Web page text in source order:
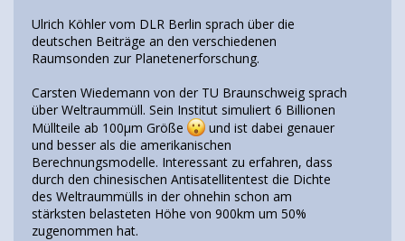
Ulrich Köhler vom DLR Berlin sprach über die
deutschen Beiträge an den verschiedenen
Raumsonden zur Planetenerforschung.
Carsten Wiedemann von der TU Braunschweig sprach
über Weltraummüll. Sein Institut simuliert 6 Billionen
Müllteile ab 100µm Größe
und ist dabei genauer
und besser als die amerikanischen
Berechnungsmodelle. Interessant zu erfahren, dass
durch den chinesischen Antisatellitentest die Dichte
des Weltraummülls in der ohnehin schon am
stärksten belasteten Höhe von 900km um 50%
zugenommen hat.